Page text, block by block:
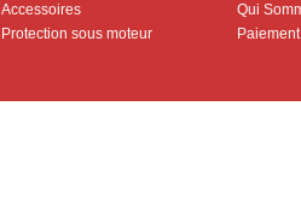
Accessoires
Protection sous moteur
Qui